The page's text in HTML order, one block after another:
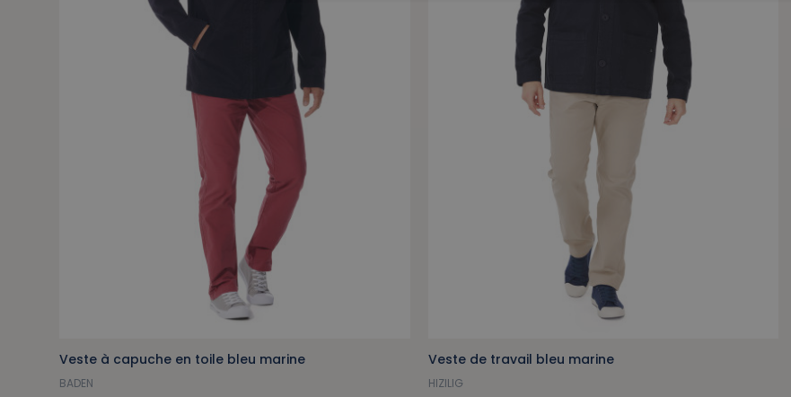
Veste à capuche en toile bleu marine
BADEN
Veste de travail bleu marine
HIZILIG